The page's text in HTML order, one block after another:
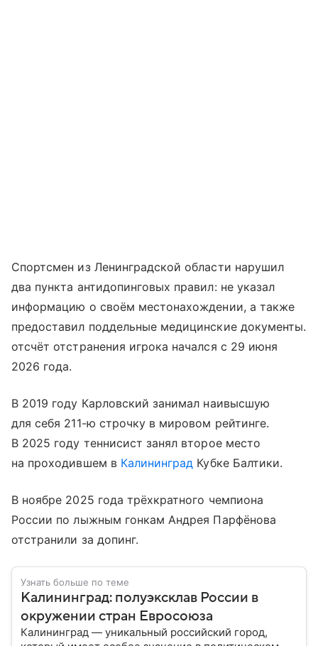
Спортсмен из Ленинградской области нарушил
два пункта антидопинговых правил: не указал
информацию о своём местонахождении, а также
предоставил поддельные медицинские документы.
отсчёт отстранения игрока начался с 29 июня
2026 года.
В 2019 году Карловский занимал наивысшую
для себя 211-ю строчку в мировом рейтинге.
В 2025 году теннисист занял второе место
на проходившем в Калининград Кубке Балтики.
В ноябре 2025 года трёхкратного чемпиона
России по лыжным гонкам Андрея Парфёнова
отстранили за допинг.
Узнать больше по теме
Калининград: полуэксклав России в
окружении стран Евросоюза
Калининград — уникальный российский город,